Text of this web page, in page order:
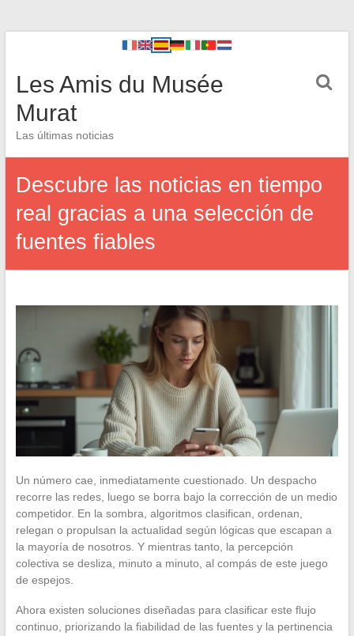
Les Amis du Musée
Murat
Las últimas noticias
Descubre las noticias en tiempo
real gracias a una selección de
fuentes fiables
Un número cae, inmediatamente cuestionado. Un despacho
recorre las redes, luego se borra bajo la corrección de un medio
competidor. En la sombra, algoritmos clasifican, ordenan,
relegan o propulsan la actualidad según lógicas que escapan a
la mayoría de nosotros. Y mientras tanto, la percepción
colectiva se desliza, minuto a minuto, al compás de este juego
de espejos.
Ahora existen soluciones diseñadas para clasificar este flujo
continuo, priorizando la fiabilidad de las fuentes y la pertinencia